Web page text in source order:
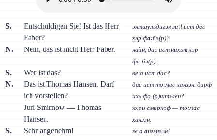
S.
Entschuldigen Sie! Ist das Herr
Faber?
энтшульдигэн зи:! ист дас
хэр фа:бэ(р)?
N. Nein, das ist nicht Herr Faber.
найн, дас ист нихьт хэр
фа:бэ(р).
S. Wer ist das? ве:а ист дас?
N.
Das ist Thomas Hansen. Darf
ich vorstellen?
Juri Smirnow — Thomas
Hansen.
дас ист то:мас ханзэн. дарф
ихь фо:(р)штэлен?
ю:ри смирноф — то:мас
ханзэн.
S. Sehr angenehm! зе:а ангэнэ:м!